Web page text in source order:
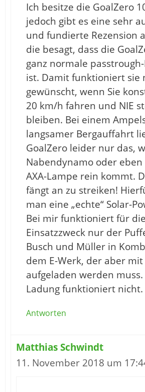
Ich besitze die GoalZero
jedoch gibt es eine sehr
und fundierte Rezension
die besagt, dass die
ganz normale
ist. Damit funktioniert sie
gewünscht, wenn Sie
20 km/h fahren und NIE
bleiben. Bei einem
langsamer Bergauffahrt
GoalZero leider nur das,
Nabendynamo oder
AXA-Lampe rein kommt.
fängt an zu streiken!
man eine „echte“ Solar-
Bei mir funktioniert für
Einsatzzweck nur der
Busch und Müller in
dem E-Werk, der aber mit
aufgeladen werden muss.
Ladung funktioniert nicht.
Antworten
Matthias Schwindt
11. November 2018 um